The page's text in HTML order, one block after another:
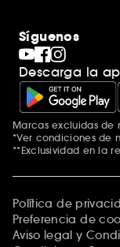
Síguenos
Descarga la
Marcas excluidas de
*Ver condiciones de
**Exclusividad en la
Política de
Preferencia de
Aviso legal y